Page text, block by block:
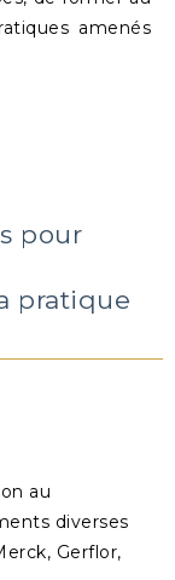
amenés
pour
pratique
au
diverses
Gerflor,